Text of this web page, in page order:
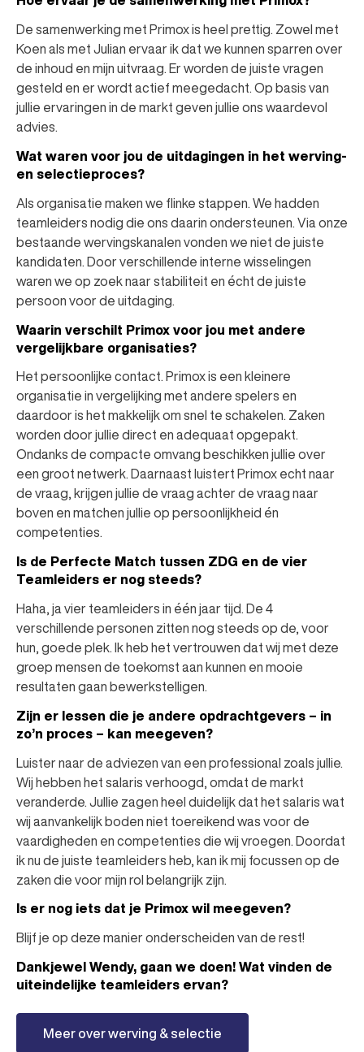
De samenwerking met Primox is heel prettig. Zowel met
Koen als met Julian ervaar ik dat we kunnen sparren over
de inhoud en mijn uitvraag. Er worden de juiste vragen
gesteld en er wordt actief meegedacht. Op basis van
jullie ervaringen in de markt geven jullie ons waardevol
advies.
Wat waren voor jou de uitdagingen in het werving-
en selectieproces?
Als organisatie maken we flinke stappen. We hadden
teamleiders nodig die ons daarin ondersteunen. Via onze
bestaande wervingskanalen vonden we niet de juiste
kandidaten. Door verschillende interne wisselingen
waren we op zoek naar stabiliteit en écht de juiste
persoon voor de uitdaging.
Waarin verschilt Primox voor jou met andere
vergelijkbare organisaties?
Het persoonlijke contact. Primox is een kleinere
organisatie in vergelijking met andere spelers en
daardoor is het makkelijk om snel te schakelen. Zaken
worden door jullie direct en adequaat opgepakt.
Ondanks de compacte omvang beschikken jullie over
een groot netwerk. Daarnaast luistert Primox echt naar
de vraag, krijgen jullie de vraag achter de vraag naar
boven en matchen jullie op persoonlijkheid én
competenties.
Is de Perfecte Match tussen ZDG en de vier
Teamleiders er nog steeds?
Haha, ja vier teamleiders in één jaar tijd. De 4
verschillende personen zitten nog steeds op de, voor
hun, goede plek. Ik heb het vertrouwen dat wij met deze
groep mensen de toekomst aan kunnen en mooie
resultaten gaan bewerkstelligen.
Zijn er lessen die je andere opdrachtgevers – in
zo’n proces – kan meegeven?
Luister naar de adviezen van een professional zoals jullie.
Wij hebben het salaris verhoogd, omdat de markt
veranderde. Jullie zagen heel duidelijk dat het salaris wat
wij aanvankelijk boden niet toereikend was voor de
vaardigheden en competenties die wij vroegen. Doordat
ik nu de juiste teamleiders heb, kan ik mij focussen op de
zaken die voor mijn rol belangrijk zijn.
Is er nog iets dat je Primox wil meegeven?
Blijf je op deze manier onderscheiden van de rest!
Dankjewel Wendy, gaan we doen! Wat vinden de
uiteindelijke teamleiders ervan?
Meer over werving & selectie